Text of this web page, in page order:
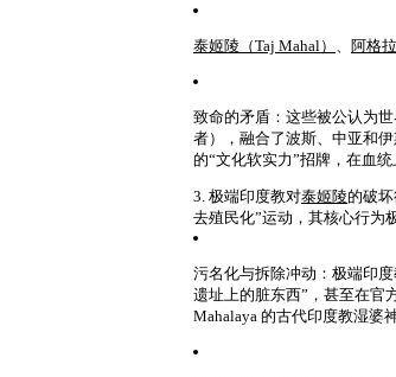
泰姬陵（Taj Mahal） 、 阿格
致命的矛盾 ：这些被公认为
者）
，融合了波斯、中亚和
的“文化软实力”招牌，在血
3. 极端印度教对泰姬陵的破坏
去殖民化”运动，其核心行为
污名化与拆除冲动 ：极端印
遗址上的脏东西”，甚至在官
Mahalaya 的古代印度教湿婆神